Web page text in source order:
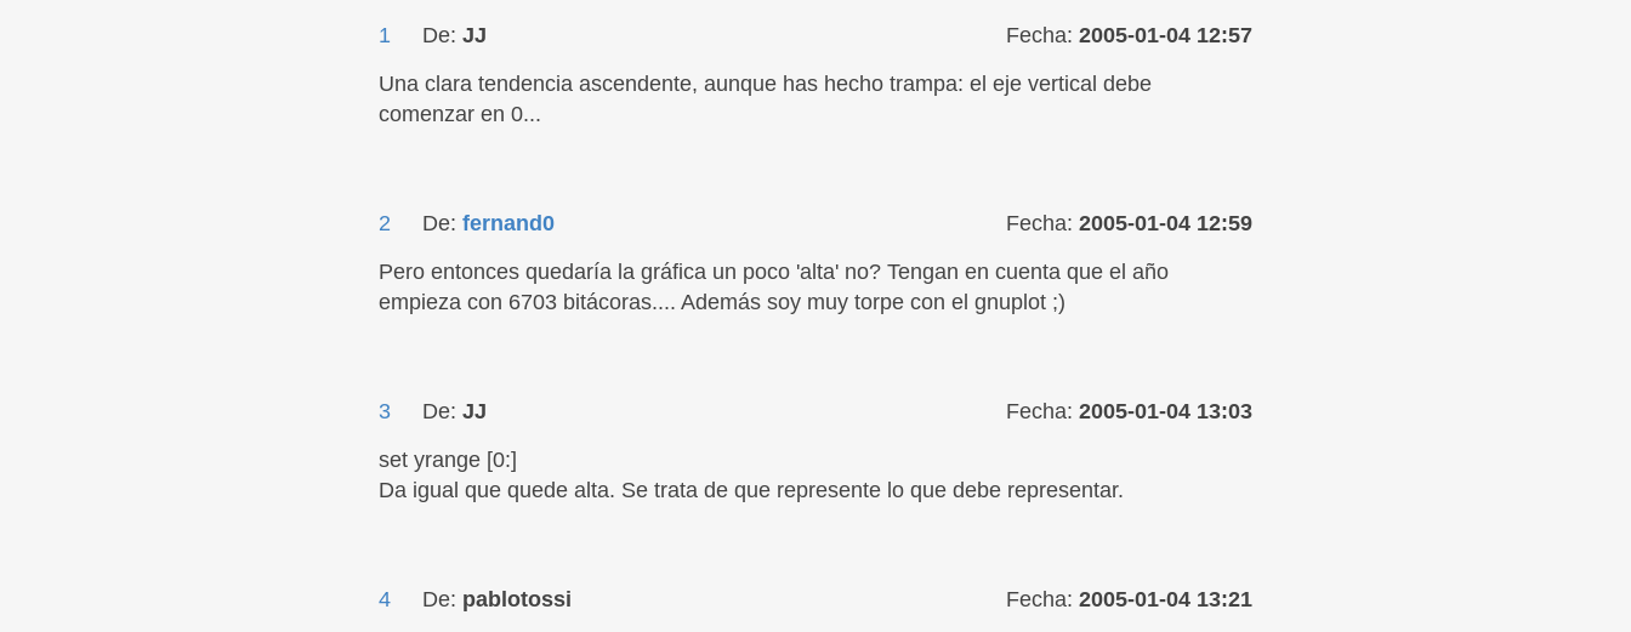
1 De: JJ Fecha: 2005-01-04 12:57
Una clara tendencia ascendente, aunque has hecho trampa: el eje vertical debe
comenzar en 0...
2 De: fernand0 Fecha: 2005-01-04 12:59
Pero entonces quedaría la gráfica un poco 'alta' no? Tengan en cuenta que el año
empieza con 6703 bitácoras.... Además soy muy torpe con el gnuplot ;)
3 De: JJ Fecha: 2005-01-04 13:03
set yrange [0:]
Da igual que quede alta. Se trata de que represente lo que debe representar.
4 De: pablotossi Fecha: 2005-01-04 13:21